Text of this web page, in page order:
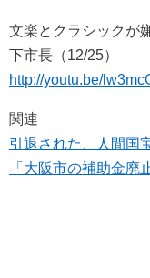
文楽とクラシックが
下市長（12/25）
http://youtu.be/
関連
引退された、人間国
「大阪市の補助金廃